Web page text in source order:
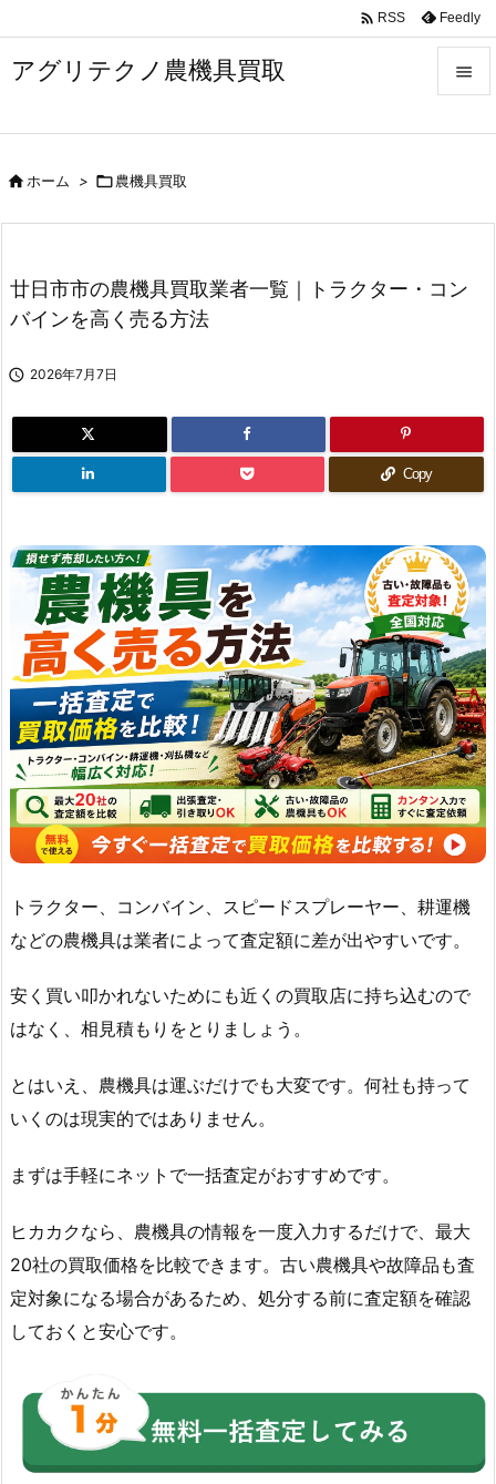
アグリテクノ農機具買取 


 RSS Feedly
ホーム > 農機具買取
廿日市市の農機具買取業者一覧｜トラクター・コン
バインを高く売る方法
 2026年7月7日
Copy
トラクター、コンバイン、スピードスプレーヤー、耕運機
などの農機具は業者によって査定額に差が出やすいです。
安く買い叩かれないためにも近くの買取店に持ち込むので
はなく、相見積もりをとりましょう。
とはいえ、農機具は運ぶだけでも大変です。何社も持って
いくのは現実的ではありません。
まずは手軽にネットで一括査定がおすすめです。
ヒカカクなら、農機具の情報を一度入力するだけで、最大
20社の買取価格を比較できます。古い農機具や故障品も査
定対象になる場合があるため、処分する前に査定額を確認
しておくと安心です。